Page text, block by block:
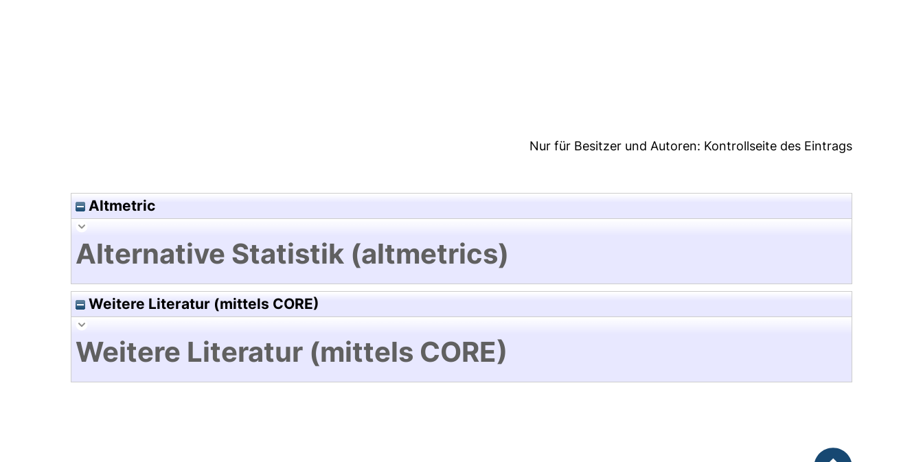
Nur für Besitzer und Autoren: Kontrollseite des Eintrags
Altmetric
Alternative Statistik (altmetrics)
Weitere Literatur (mittels CORE)
Weitere Literatur (mittels CORE)